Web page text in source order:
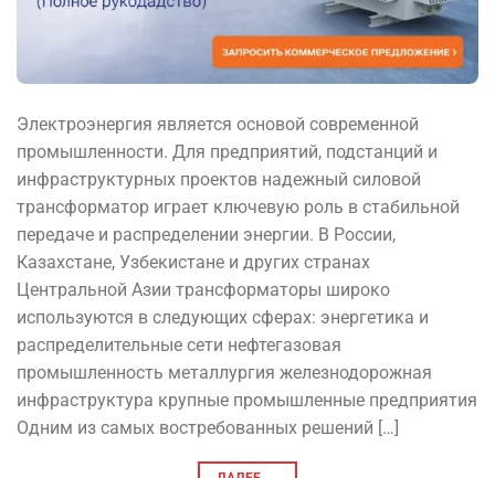
Электроэнергия является основой современной
промышленности. Для предприятий, подстанций и
инфраструктурных проектов надежный силовой
трансформатор играет ключевую роль в стабильной
передаче и распределении энергии. В России,
Казахстане, Узбекистане и других странах
Центральной Азии трансформаторы широко
используются в следующих сферах: энергетика и
распределительные сети нефтегазовая
промышленность металлургия железнодорожная
инфраструктура крупные промышленные предприятия
Одним из самых востребованных решений […]